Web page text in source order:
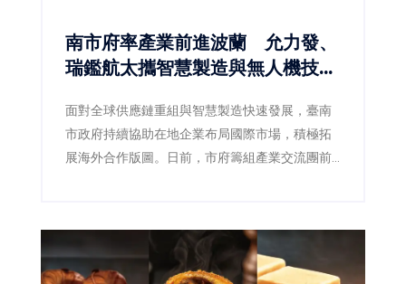
南市府率產業前進波蘭 允力發、
瑞鑑航太攜智慧製造與無人機技術
面對全球供應鏈重組與智慧製造快速發展，臺南
市政府持續協助在地企業布局國際市場，積極拓
展海外合作版圖。日前，市府籌組產業交流團前
區、企業及產業聚落，掌握歐洲市場最新發展趨
勢，並促成技術交流與商業合作。其中，深耕精
密製造的允力發股份有限公司，以及專注智慧飛